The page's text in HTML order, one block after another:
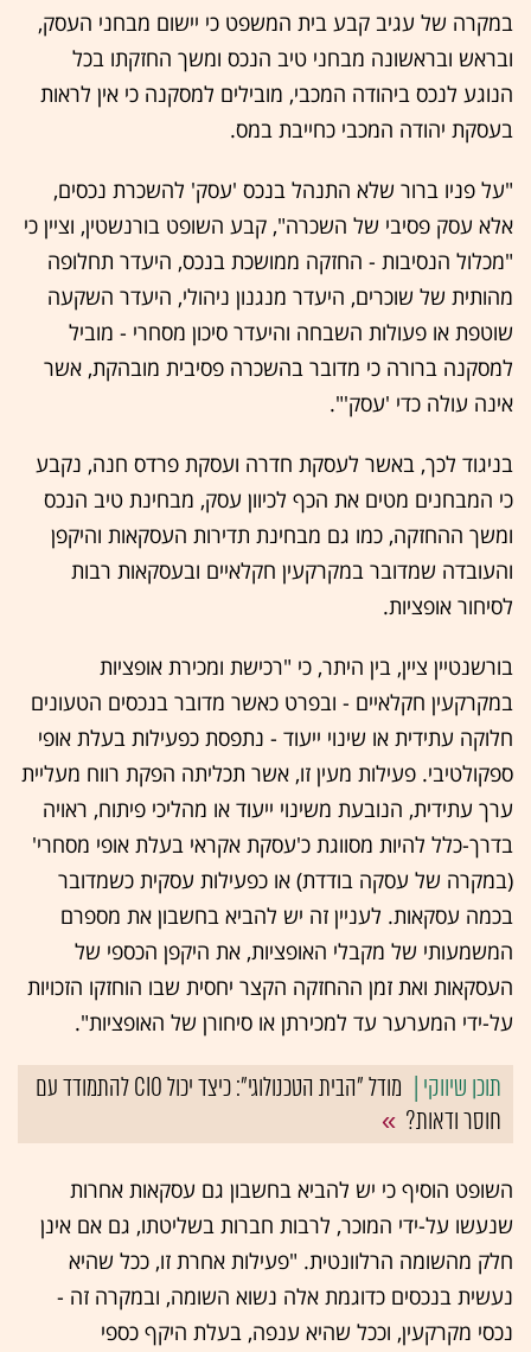
במקרה של עגיב קבע בית המשפט כי יישום מבחני העסק,
ובראש ובראשונה מבחני טיב הנכס ומשך החזקתו בכל
הנוגע לנכס ביהודה המכבי, מובילים למסקנה כי אין לראות
בעסקת יהודה המכבי כחייבת במס.
"על פניו ברור שלא התנהל בנכס 'עסק' להשכרת נכסים,
אלא עסק פסיבי של השכרה", קבע השופט בורנשטין, וציין כי
"מכלול הנסיבות - החזקה ממושכת בנכס, היעדר תחלופה
מהותית של שוכרים, היעדר מנגנון ניהולי, היעדר השקעה
שוטפת או פעולות השבחה והיעדר סיכון מסחרי - מוביל
למסקנה ברורה כי מדובר בהשכרה פסיבית מובהקת, אשר
אינה עולה כדי 'עסק'".
בניגוד לכך, באשר לעסקת חדרה ועסקת פרדס חנה, נקבע
כי המבחנים מטים את הכף לכיוון עסק, מבחינת טיב הנכס
ומשך ההחזקה, כמו גם מבחינת תדירות העסקאות והיקפן
והעובדה שמדובר במקרקעין חקלאיים ובעסקאות רבות
לסיחור אופציות.
בורשנטיין ציין, בין היתר, כי "רכישת ומכירת אופציות
במקרקעין חקלאיים - ובפרט כאשר מדובר בנכסים הטעונים
חלוקה עתידית או שינוי ייעוד - נתפסת כפעילות בעלת אופי
ספקולטיבי. פעילות מעין זו, אשר תכליתה הפקת רווח מעליית
ערך עתידית, הנובעת משינוי ייעוד או מהליכי פיתוח, ראויה
בדרך-כלל להיות מסווגת כ'עסקת אקראי בעלת אופי מסחרי'
(במקרה של עסקה בודדת) או כפעילות עסקית כשמדובר
בכמה עסקאות. לעניין זה יש להביא בחשבון את מספרם
המשמעותי של מקבלי האופציות, את היקפן הכספי של
העסקאות ואת זמן ההחזקה הקצר יחסית שבו הוחזקו הזכויות
על-ידי המערער עד למכירתן או סיחורן של האופציות".
מודל "הבית הטכנולוגי": כיצד יכול CIO להתמודד עם
חוסר ודאות?
השופט הוסיף כי יש להביא בחשבון גם עסקאות אחרות
שנעשו על-ידי המוכר, לרבות חברות בשליטתו, גם אם אינן
חלק מהשומה הרלוונטית. "פעילות אחרת זו, ככל שהיא
נעשית בנכסים כדוגמת אלה נשוא השומה, ובמקרה זה -
נכסי מקרקעין, וככל שהיא ענפה, בעלת היקף כספי